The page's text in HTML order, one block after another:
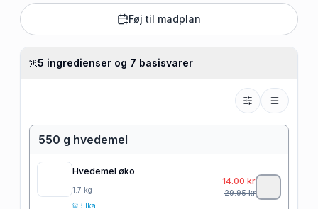
Føj til madplan
5 ingredienser og 7 basisvarer
550 g hvedemel
Hvedemel øko
1.7 kg
Bilka
14.00 kr
29.95kr